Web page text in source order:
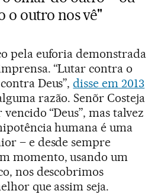
o outro nos vê"
pela euforia demonstrada
“Lutar contra o
Deus”,disse em 2013
razão. Senõr Costeja
“Deus”, mas talvez
humana é uma
– e desde sempre
momento, usando um
nos descobrimos
que assim seja.